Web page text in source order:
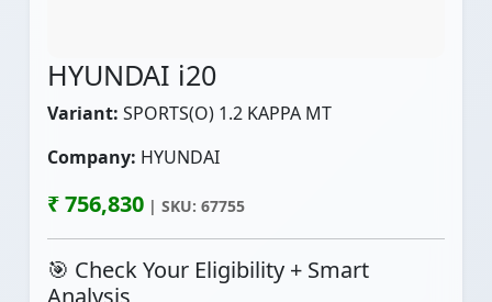
HYUNDAI i20
Variant: SPORTS(O) 1.2 KAPPA MT
Company: HYUNDAI
₹ 756,830 | SKU: 67755
🎯 Check Your Eligibility + Smart
Analysis